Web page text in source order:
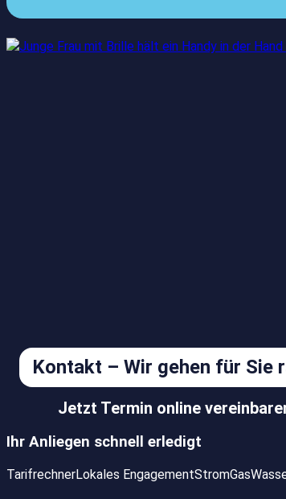
Kontakt – Wir gehen für Sie
Jetzt Termin online
Ihr Anliegen schnell erledigt
TarifrechnerLokales EngagementStromGas